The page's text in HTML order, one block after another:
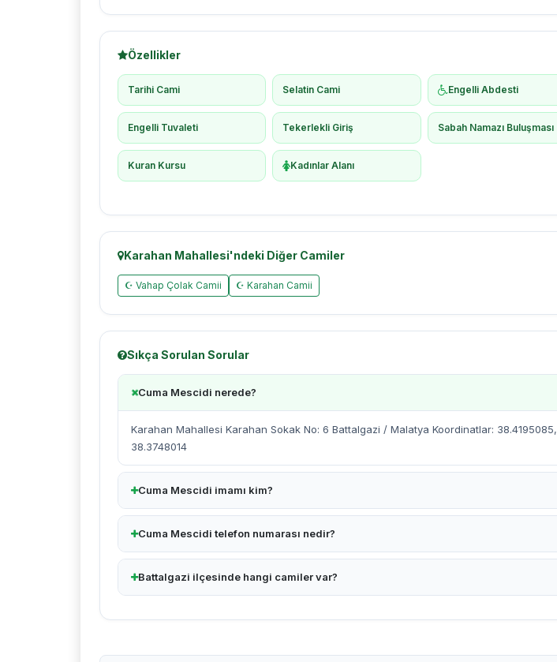
Özellikler
Tarihi Cami Selatin Cami Engelli Abdesti
Engelli Tuvaleti Tekerlekli Giriş Sabah Namazı Buluşması
Kuran Kursu Kadınlar Alanı
Karahan Mahallesi'ndeki Diğer Camiler
☪ Vahap Çolak Camii ☪ Karahan Camii
Sıkça Sorulan Sorular
Cuma Mescidi nerede?
Karahan Mahallesi Karahan Sokak No: 6 Battalgazi / Malatya Koordinatlar: 38.4195085,
38.3748014
Cuma Mescidi imamı kim?
Cuma Mescidi telefon numarası nedir?
Battalgazi ilçesinde hangi camiler var?